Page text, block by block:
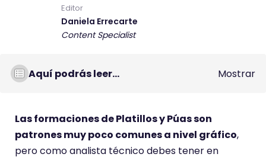
Editor
Daniela Errecarte
Content Specialist
Aquí podrás leer... Mostrar
Las formaciones de Platillos y Púas son
patrones muy poco comunes a nivel gráfico,
pero como analista técnico debes tener en